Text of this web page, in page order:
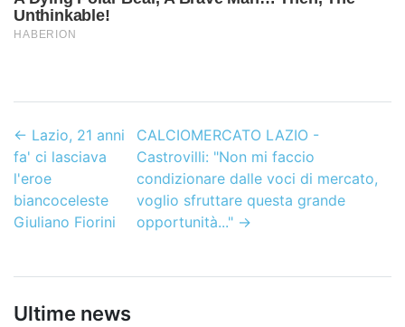
← Lazio, 21 anni
fa' ci lasciava
l'eroe
biancoceleste
Giuliano Fiorini
CALCIOMERCATO LAZIO -
Castrovilli: "Non mi faccio
condizionare dalle voci di mercato,
voglio sfruttare questa grande
opportunità..." →
Ultime news